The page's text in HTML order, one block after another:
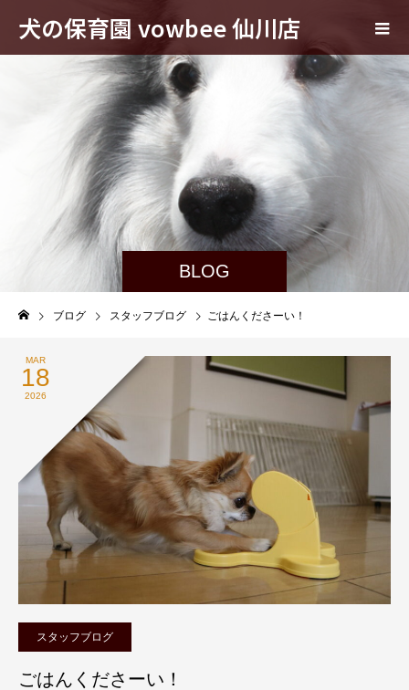
犬の保育園 vowbee 仙川店
BLOG
ブログ スタッフブログ ごはんくださーい！
MAR
18
2026
スタッフブログ
ごはんくださーい！